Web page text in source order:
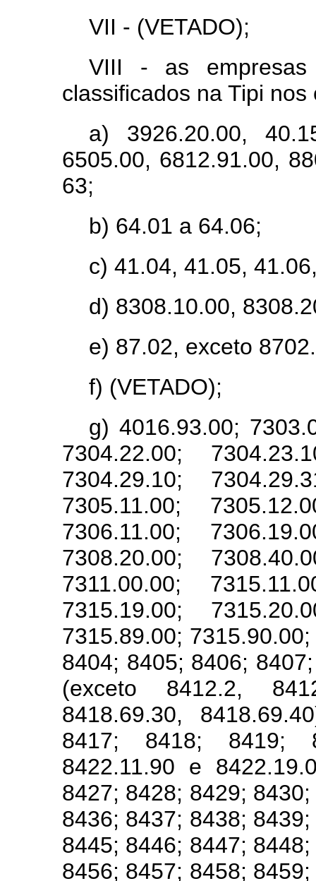
VII - (VETADO);
VIII - as empresas
classificados na Tipi nos
a) 3926.20.00,
6505.00, 6812.91.00,
63;
b) 64.01 a 64.06;
c) 41.04, 41.05,
d) 8308.10.00,
e) 87.02, exceto
f) (VETADO);
g) 4016.93.00;
7304.22.00;
7304.29.10;
7305.11.00;
7306.11.00;
7308.20.00;
7311.00.00;
7315.19.00;
7315.89.00;
8404; 8405; 8406;
(exceto 8412.2,
8418.69.30,
8417; 8418; 8419;
8422.11.90 e
8427; 8428; 8429;
8436; 8437; 8438;
8445; 8446; 8447;
8456; 8457; 8458;